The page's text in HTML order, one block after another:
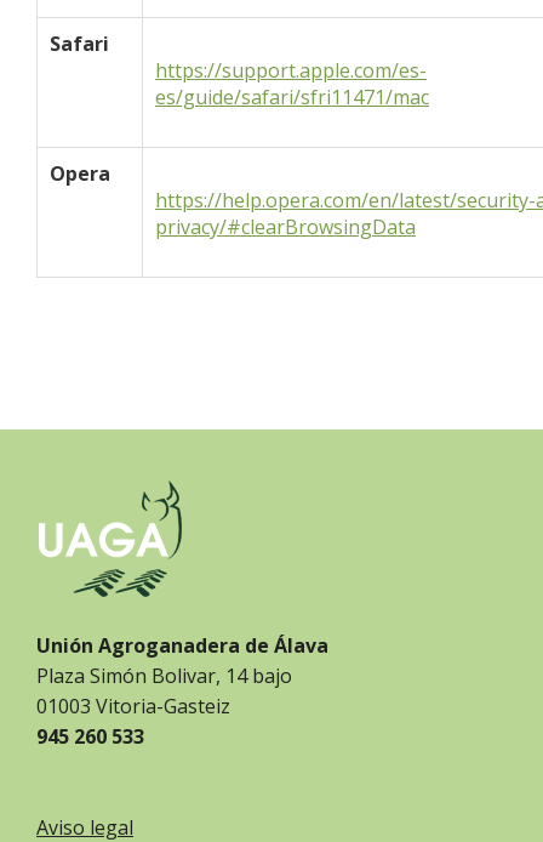
Safari
https://support.apple.com/es-
es/guide/safari/sfri11471/mac
Opera
https://help.opera.com/en/latest/security-
privacy/#clearBrowsingData
Unión Agroganadera de Álava
Plaza Simón Bolivar, 14 bajo
01003 Vitoria-Gasteiz
945 260 533
Aviso legal